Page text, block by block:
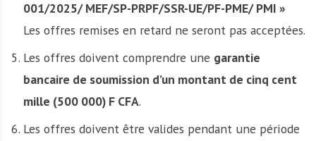
001/2025/ MEF/SP-PRPF/SSR-UE/PF-PME/ PMI »
Les offres remises en retard ne seront pas acceptées.
Les offres doivent comprendre une garantie
bancaire de soumission d’un montant de cinq cent
mille (500 000) F CFA.
Les offres doivent être valides pendant une période